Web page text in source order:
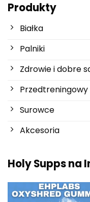
Produkty
Białka
Palniki
Zdrowie i dobre
Przedtreningowy
Surowce
Akcesoria
Holy Supps na
Nowości w Holy Supps
OxyShred Gummies